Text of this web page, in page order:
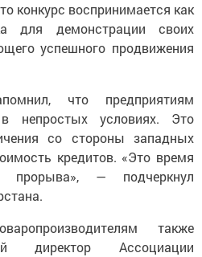
конкурс воспринимается как
для демонстрации своих
успешного продвижения
что предприятиям
непростых условиях. Это
со стороны западных
кредитов. «Это время
прорыва», — подчеркнул
также
директор Ассоциации